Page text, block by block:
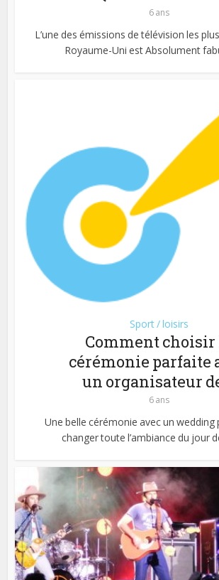
6 ans
L’une des émissions de télévision les
Royaume-Uni est Absolument
Sport / loisirs
Comment choisir
cérémonie parfaite
un organisateur
6 ans
Une belle cérémonie avec un wedding
changer toute l’ambiance du jour